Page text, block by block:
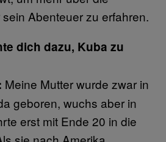
Abenteuer zu erfahren.
dich dazu, Kuba zu
Meine Mutter wurde zwar in
geboren, wuchs aber in
erst mit Ende 20 in die